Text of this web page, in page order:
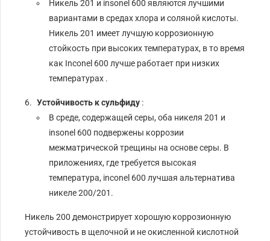
Никель 201 и insonel 600 являются лучшими
вариантами в средах хлора и соляной кислоты.
Никель 201 имеет лучшую коррозионную
стойкость при высоких температурах, в то время
как Inconel 600 лучше работает при низких
температурах .
Устойчивость к сульфиду :
В среде, содержащей серы, оба никеля 201 и
insonel 600 подвержены коррозии
межматрической трещины на основе серы. В
приложениях, где требуется высокая
температура, inconel 600 лучшая альтернатива
никеле 200/201.
Никель 200 демонстрирует хорошую коррозионную
устойчивость в щелочной и не окисленной кислотной